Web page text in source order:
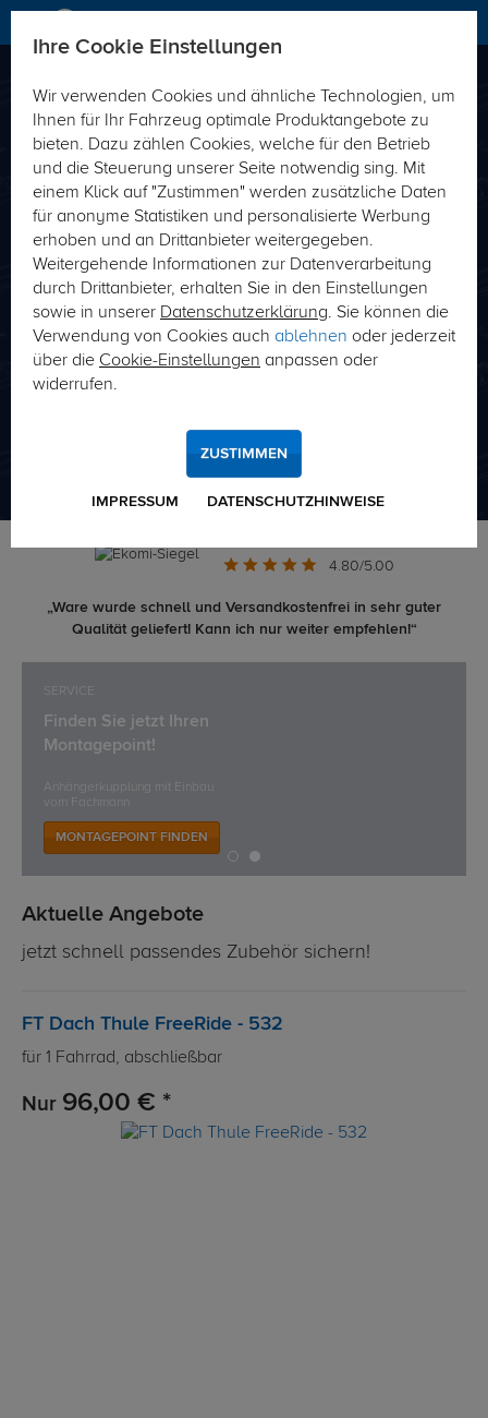
Direkt passende Produkte zu Ihrem Fahrzeug-
Typ finden
Fahrzeug-Typ Schlüsselnummer (HSN/TSN)
SUCHE
4.80/5.00
„Ware wurde schnell und Versandkostenfrei in sehr guter
Qualität geliefert! Kann ich nur weiter empfehlen!“
SERVICE
Finden Sie jetzt Ihren
Montagepoint!
Anhängerkupplung mit Einbau
vom Fachmann
MONTAGEPOINT FINDEN
Aktuelle Angebote
jetzt schnell passendes Zubehör sichern!
FT Dach Thule FreeRide - 532
für 1 Fahrrad, abschließbar
Nur 96,00 € *
Ihre Cookie Einstellungen
Wir verwenden Cookies und ähnliche Technologien, um
Ihnen für Ihr Fahrzeug optimale Produktangebote zu
bieten. Dazu zählen Cookies, welche für den Betrieb
und die Steuerung unserer Seite notwendig sing. Mit
einem Klick auf "Zustimmen" werden zusätzliche Daten
für anonyme Statistiken und personalisierte Werbung
erhoben und an Drittanbieter weitergegeben.
Weitergehende Informationen zur Datenverarbeitung
durch Drittanbieter, erhalten Sie in den Einstellungen
sowie in unserer Datenschutzerklärung. Sie können die
Verwendung von Cookies auch ablehnen oder jederzeit
über die Cookie-Einstellungen anpassen oder
widerrufen.
IMPRESSUM DATENSCHUTZHINWEISE
ZUSTIMMEN